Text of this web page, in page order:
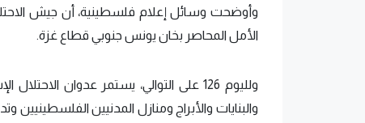
وأوضحت وسائل إعلام فلسطينية، أن جيش
الأمل المحاصر بخان يونس جنوبي قطاع غزة.
ولليوم 126 على التوالي، يستمر عدوان
والبنايات والأبراج ومنازل المدنيين